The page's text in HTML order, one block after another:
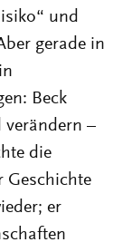
und
gerade in
Beck
verändern –
die
Geschichte
er